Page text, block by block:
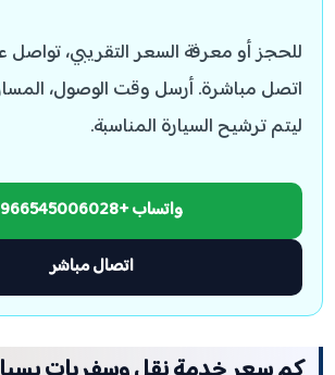
للحجز أو معرفة السعر التقريبي، تواصل
اتصل مباشرة. أرسل وقت الوصول،
ليتم ترشيح السيارة المناسبة.
واتساب +966545006028
اتصال مباشر